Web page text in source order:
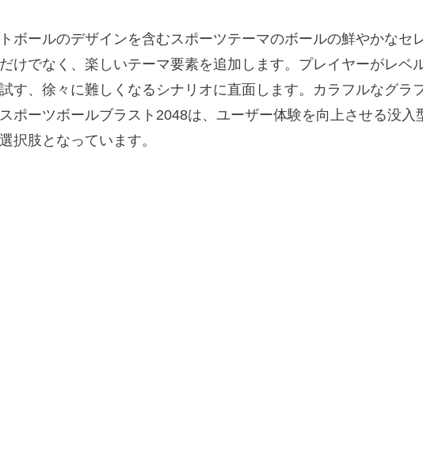
ボールのデザインを含むスポーツテーマのボールの鮮やかなセ
けでなく、楽しいテーマ要素を追加します。プレイヤーがレベ
す、徐々に難しくなるシナリオに直面します。カラフルなグラ
ポーツボールブラスト2048は、ユーザー体験を向上させる没入
択肢となっています。